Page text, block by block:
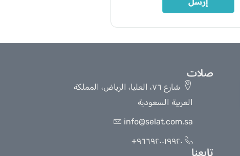
صلات
شارع ٧٦، العليا، الرياض، المملكة
العربية السعودية
info@selat.com.sa
٩٦٦٩٢٠٠١٩٩٢٠+